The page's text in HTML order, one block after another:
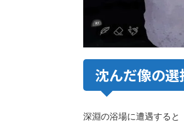
沈んだ像の
深淵の浴場に遭遇すると